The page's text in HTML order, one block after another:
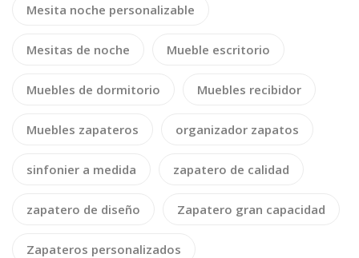
Mesita noche personalizable
Mesitas de noche Mueble escritorio
Muebles de dormitorio Muebles recibidor
Muebles zapateros organizador zapatos
sinfonier a medida zapatero de calidad
zapatero de diseño Zapatero gran capacidad
Zapateros personalizados